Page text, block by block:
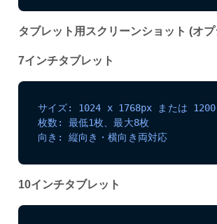
タブレット用スクリーンショット (オ
7インチタブレット
サイズ: 1024 x 1768px または
枚数: 最低1枚、最大8枚
向き: 縦向き・横向き両対応
10インチタブレット